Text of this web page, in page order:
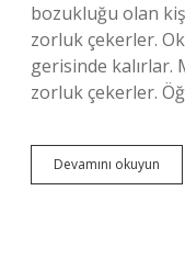
bozukluğu olan
zorluk çekerler.
gerisinde kalırlar.
zorluk çekerler.
Devamını okuyun